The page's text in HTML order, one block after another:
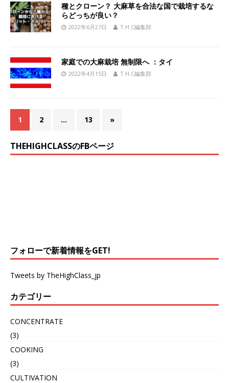
種とクローン？ 大麻草を合法な国で栽培するな
らどっちが良い？
2022年6月27日 T.H.C編集部
家庭での大麻栽培 無制限へ ：タイ
2022年4月15日 T.H.C編集部
1 2 … 13 »
THEHIGHCLASSのFBページ
フォローで新着情報をGET!
Tweets by TheHighClass_jp
カテゴリー
CONCENTRATE
(3)
COOKING
(3)
CULTIVATION